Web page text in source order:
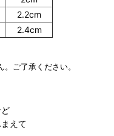
2.2cm
2.4cm
ご了承ください。
えて